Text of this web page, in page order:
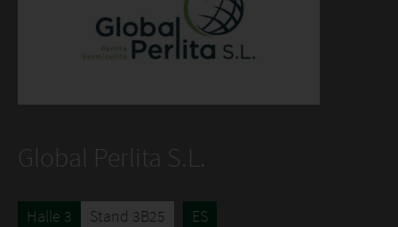
Global Perlita S.L.
Halle 3 Stand 3B25 ES